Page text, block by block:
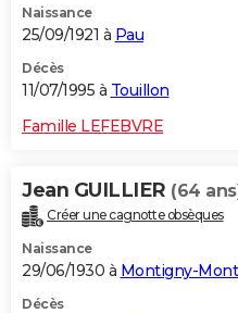
Naissance
25/09/1921 à Pau
Décès
11/07/1995 à Touillon
Famille LEFEBVRE
Jean GUILLIER (64
Créer une cagnotte obsèques
Naissance
29/06/1930 à Montigny-
Décès